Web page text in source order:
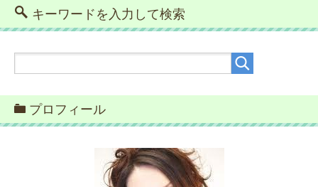
キーワードを入力して検索
プロフィール